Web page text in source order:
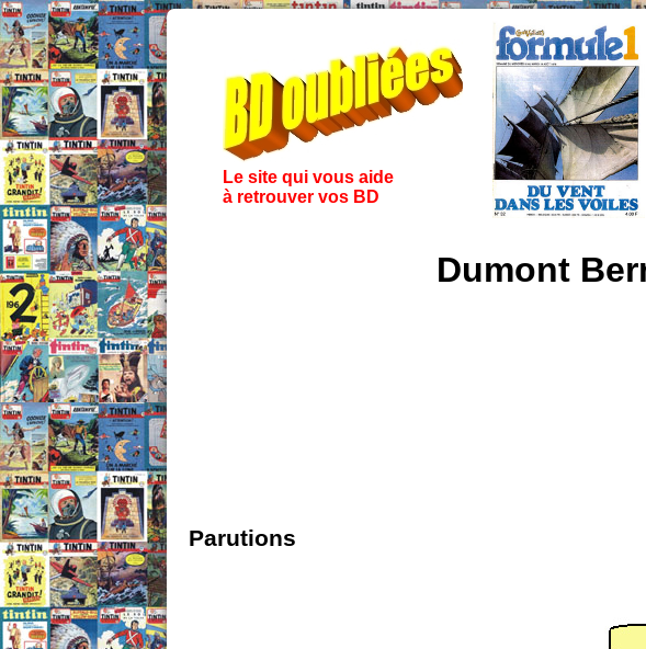
Le site qui vous aide
à retrouver vos BD
Dumont
Parutions